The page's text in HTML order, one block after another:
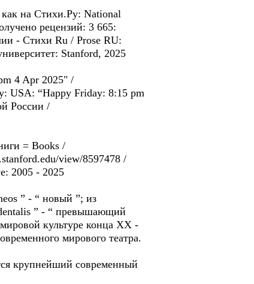
нa Стихи.Pу: National
рецензий: 3 665:
- Стихи Ru / Prose RU:
Stanford, 2025
4 Apr 2025" /
USA: “Happy Friday: 8:15 pm
России /
= Books /
view/8597478 /
2005 - 2025
” - “ новый ”; из
” - “ превышающий
культуре конца XX -
мирового театра.
крупнейший современный